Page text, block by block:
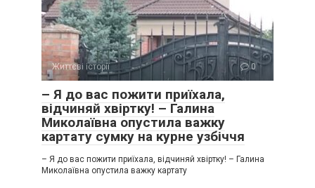
Життєві історії 0
– Я до вас пожити приїхала,
відчиняй хвіртку! – Галина
Миколаївна опустила важку
картату сумку на курне узбіччя
– Я до вас пожити приїхала, відчиняй хвіртку! – Галина
Миколаївна опустила важку картату